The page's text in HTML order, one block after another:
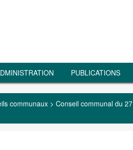
PUBLICATIONS
communaux > Conseil communal du 27